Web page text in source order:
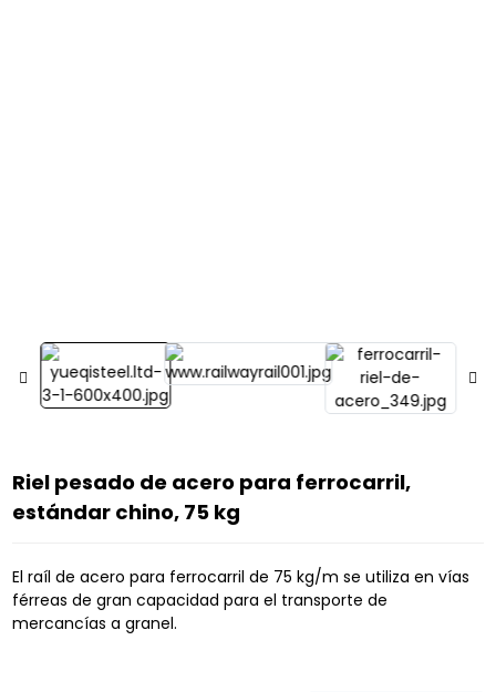
Riel pesado de acero para ferrocarril,
estándar chino, 75 kg
El raíl de acero para ferrocarril de 75 kg/m se utiliza en vías
férreas de gran capacidad para el transporte de
mercancías a granel.